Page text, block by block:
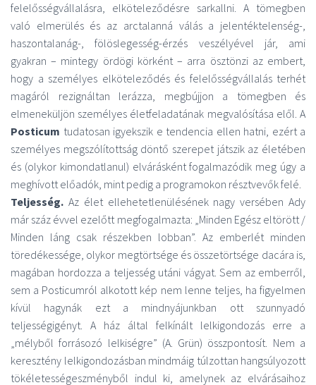
felelősségvállalásra, elköteleződésre sarkallni. A tömegben
való elmerülés és az arctalanná válás a jelentéktelenség-,
haszontalanág-, fölöslegesség-érzés veszélyével jár, ami
gyakran – mintegy ördögi körként – arra ösztönzi az embert,
hogy a személyes elköteleződés és felelősségvállalás terhét
magáról rezignáltan lerázza, megbújjon a tömegben és
elmeneküljön személyes életfeladatának megvalósítása elől. A
Posticum tudatosan igyekszik e tendencia ellen hatni, ezért a
személyes megszólítottság döntő szerepet játszik az életében
és (olykor kimondatlanul) elvárásként fogalmazódik meg úgy a
meghívott előadók, mint pedig a programokon résztvevők felé.
Teljesség. Az élet ellehetetlenülésének nagy versében Ady
már száz évvel ezelőtt megfogalmazta: „Minden Egész eltörött /
Minden láng csak részekben lobban”. Az emberlét minden
töredékessége, olykor megtörtsége és összetörtsége dacára is,
magában hordozza a teljesség utáni vágyat. Sem az emberről,
sem a Posticumról alkotott kép nem lenne teljes, ha figyelmen
kívül hagynák ezt a mindnyájunkban ott szunnyadó
teljességigényt. A ház által felkínált lelkigondozás erre a
„mélyből forrásozó lelkiségre” (A. Grün) összpontosít. Nem a
keresztény lelkigondozásban mindmáig túlzottan hangsúlyozott
tökéletességeszményből indul ki, amelynek az elvárásaihoz